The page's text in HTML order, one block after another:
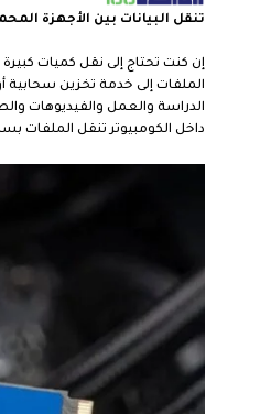
تنقل البيانات بين الأجهزة
إن كنت تحتاج إلى نقل كميات
الملفات إلى خدمة تخزين
الدراسة والعمل والفيديوهات
داخل الكومبيوتر تنقل الملفات بسرعات تتجاوز 5000 ميغابايت في الثانية. واختبرت «الشرق الأوسط» تقنيات